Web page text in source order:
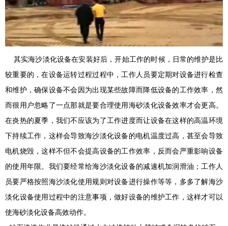
其实海沙淡化设备在安装好后，开始工作的时候，日常的维护是比
较重要的，在设备运转过程过程中，工作人员要定期对设备进行检查
和维护，确保设备不会因为出现某些故障而降低设备的工作效率，然
而很用户忽略了一点那就是要合理使用海砂淡化设备效率才会更高。
在炎热的夏季，我们不应该为了工作进度而让设备在这样的高温环境
下持续工作，这样会导致海沙淡化设备的电机温度过高，甚至会导致
电机烧毁，这样不但不会提高设备的工作效率，反而会严重影响设备
的使用年限。我们要经常给海沙淡化设备的减速机加润滑油；工作人
员要严格按照海沙淡化使用规则对设备进行操作等等，多多了解海沙
淡化设备使用过程中的注意事项，做好设备的维护工作，这样才可以
使海砂淡化设备高效动作。